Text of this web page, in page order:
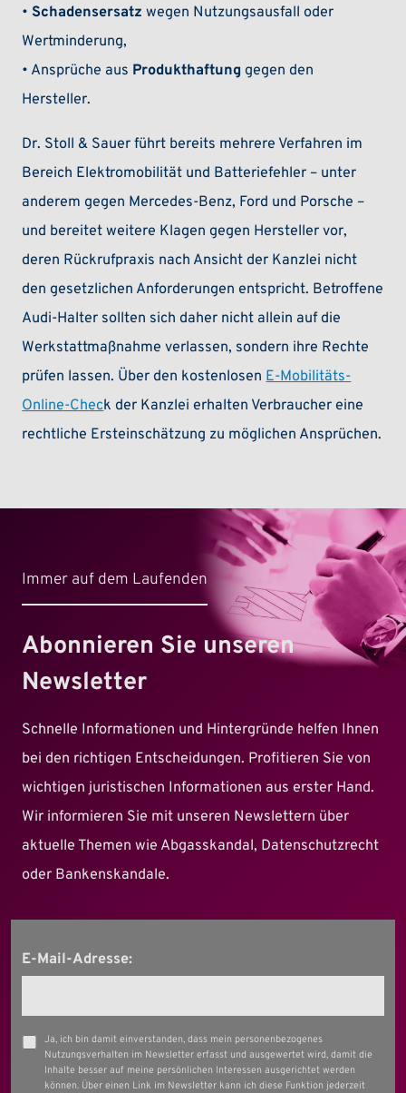
•Schadensersatz wegen Nutzungsausfall oder
Wertminderung,
• Ansprüche aus Produkthaftung gegen den
Hersteller.
Dr. Stoll & Sauer führt bereits mehrere Verfahren im
Bereich Elektromobilität und Batteriefehler – unter
anderem gegen Mercedes-Benz, Ford und Porsche –
und bereitet weitere Klagen gegen Hersteller vor,
deren Rückrufpraxis nach Ansicht der Kanzlei nicht
den gesetzlichen Anforderungen entspricht. Betroffene
Audi-Halter sollten sich daher nicht allein auf die
Werkstattmaßnahme verlassen, sondern ihre Rechte
prüfen lassen. Über den kostenlosen E-Mobilitäts-
Online-Check der Kanzlei erhalten Verbraucher eine
rechtliche Ersteinschätzung zu möglichen Ansprüchen.
Immer auf dem Laufenden
Abonnieren Sie unseren
Newsletter
Schnelle Informationen und Hintergründe helfen Ihnen
bei den richtigen Entscheidungen. Profitieren Sie von
wichtigen juristischen Informationen aus erster Hand.
Wir informieren Sie mit unseren Newslettern über
aktuelle Themen wie Abgasskandal, Datenschutzrecht
oder Bankenskandale.
E-Mail-Adresse:
Ja, ich bin damit einverstanden, dass mein personenbezogenes
Nutzungsverhalten im Newsletter erfasst und ausgewertet wird, damit die
Inhalte besser auf meine persönlichen Interessen ausgerichtet werden
können. Über einen Link im Newsletter kann ich diese Funktion jederzeit